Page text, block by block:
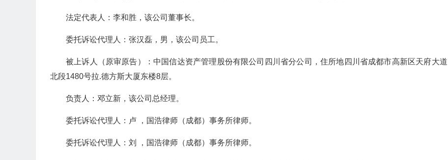
法定代表人：李和胜，该公司董事长。
委托诉讼代理人：张汉磊，男，该公司员工。
被上诉人（原审原告）：中国信达资产管理股份有限公司四川省分公司，住所地四川省成都市高新区天府大道
北段1480号拉.德方斯大厦东楼8层。
负责人：邓立新，该公司总经理。
委托诉讼代理人：卢 ，国浩律师（成都）事务所律师。
委托诉讼代理人：刘 ，国浩律师（成都）事务所律师。